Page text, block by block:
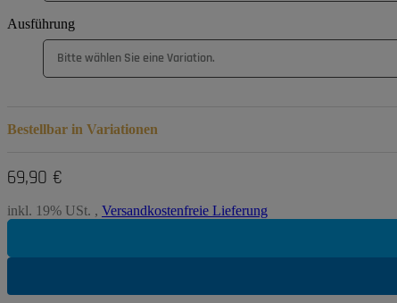
Ausführung
Bitte wählen Sie eine Variation.
Bestellbar in Variationen
69,90 €
inkl. 19% USt. , Versandkostenfreie Lieferung